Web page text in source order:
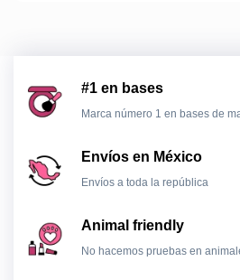
#1 en bases
Marca número 1 en bases de
Envíos en México
Envíos a toda la república
Animal friendly
No hacemos pruebas en